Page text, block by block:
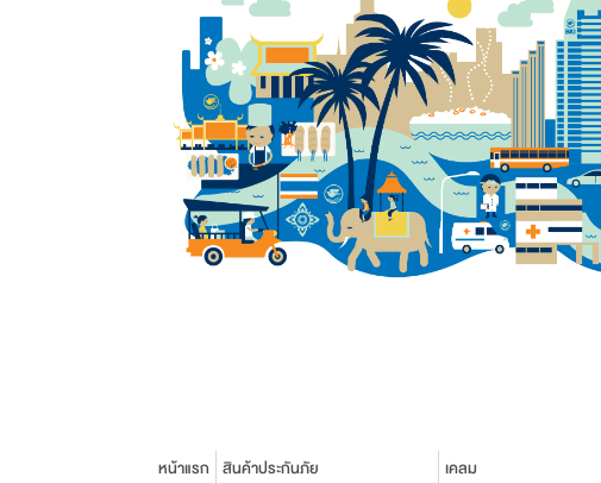
หน้าแรก สินค้าประกันภัย เคลม